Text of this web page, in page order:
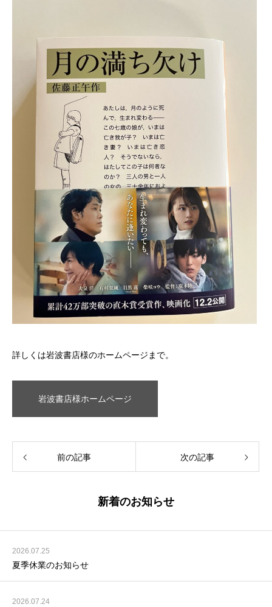
詳しくは岩波書店様のホームページまで。
岩波書店様ホームページ
前の記事 次の記事
新着のお知らせ
2026.07.25
夏季休業のお知らせ
2026.07.24